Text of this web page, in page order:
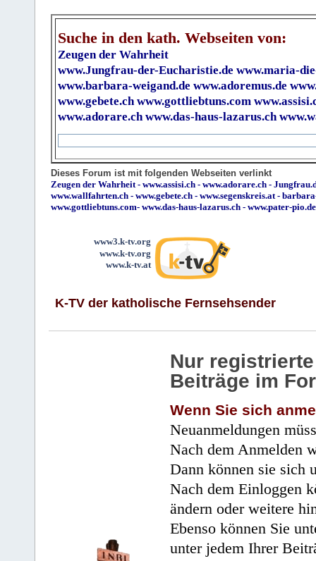
Suche in den kath. Webseiten von:
Zeugen der Wahrheit
www.Jungfrau-der-Eucharistie.de www.maria-
www.barbara-weigand.de www.adoremus.de
www.gebete.ch www.gottliebtuns.com
www.adorare.ch www.das-haus-lazarus.ch
Dieses Forum ist mit folgenden Webseiten verlinkt
Zeugen der Wahrheit - www.assisi.ch - www.adorare.ch -
www.wallfahrten.ch - www.gebete.ch - www.segenskreis.at -
www.gottliebtuns.com- www.das-haus-lazarus.ch - www.pater-pio.de
www3.k-tv.org
www.k-tv.org
www.k-tv.at
K-TV der katholische Fernsehsender
Nur
Beiträge im
Wenn Sie sich
Neuanmeldungen
Nach dem Anmelden
Dann können sie sich
Nach dem Einloggen
ändern oder weitere
Ebenso können Sie
unter jedem Ihrer